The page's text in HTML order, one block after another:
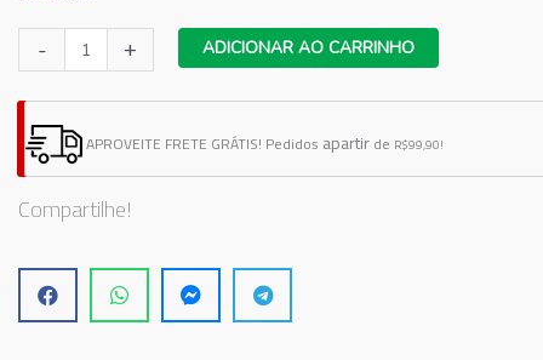
-
Vitrine
Semana
do
Consumidor
quantidade
+ ADICIONAR AO CARRINHO
APROVEITE FRETE GRÁTIS! Pedidos apartirde R$99,90!
Compartilhe!